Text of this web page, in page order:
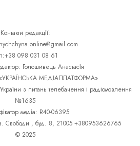
Контакти редакції:
098 031 08 61
Голошивець Анастасія
МЕДІАПЛАТФОРМА»
з питань телебачення і радіомовлення
№1635
медіа: R40-06395
Свободи , буд. 8, 21005 +380953626765
© 2025